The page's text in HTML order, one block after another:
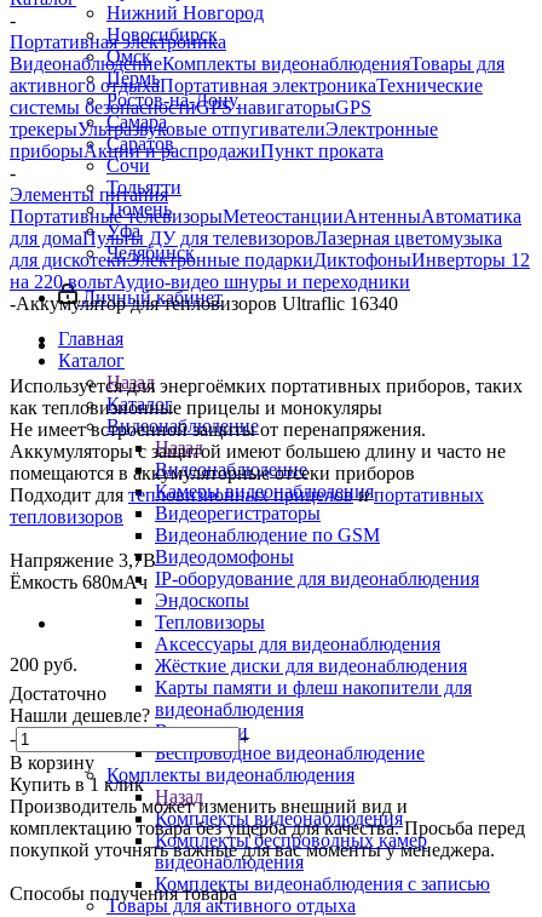
Нижний Новгород
Новосибирск
Омск
Пермь
Ростов-на-Дону
Самара
Саратов
Сочи
Тольятти
Тюмень
Уфа
Челябинск
Личный кабинет
Главная
Каталог
Назад
Каталог
Видеонаблюдение
Назад
Видеонаблюдение
Камеры видеонаблюдения
Видеорегистраторы
Видеонаблюдение по GSM
Видеодомофоны
IP-оборудование для видеонаблюдения
Эндоскопы
Тепловизоры
Аксессуары для видеонаблюдения
Жёсткие диски для видеонаблюдения
Карты памяти и флеш накопители для
видеонаблюдения
Видеоняни
Беспроводное видеонаблюдение
Комплекты видеонаблюдения
Назад
Комплекты видеонаблюдения
Комплекты беспроводных камер
видеонаблюдения
Комплекты видеонаблюдения с записью
Товары для активного отдыха
-
Портативная электроника
ВидеонаблюдениеКомплекты видеонаблюденияТовары для
активного отдыхаПортативная электроникаТехнические
системы безопасностиGPS навигаторыGPS
трекерыУльтразвуковые отпугивателиЭлектронные
приборыАкции и распродажиПункт проката
-
Элементы питания
Портативные телевизорыМетеостанцииАнтенныАвтоматика
для домаПульты ДУ для телевизоровЛазерная цветомузыка
для дискотекиЭлектронные подаркиДиктофоныИнверторы 12
на 220 вольтАудио-видео шнуры и переходники
-Аккумулятор для тепловизоров Ultraflic 16340
Используется для энергоёмких портативных приборов, таких
как тепловизионные прицелы и монокуляры
Не имеет встроенной защиты от перенапряжения.
Аккумуляторы с защитой имеют большею длину и часто не
помещаются в аккумуляторные отсеки приборов
Подходит для тепловизионных прицеловипортативных
тепловизоров
Напряжение 3,7В
Ёмкость 680мАч
200 руб.
Достаточно
Нашли дешевле?
-
+
В корзину
Купить в 1 клик
Производитель может изменить внешний вид и
комплектацию товара без ущерба для качества. Просьба перед
покупкой уточнять важные для вас моменты у менеджера.
Способы получения товара